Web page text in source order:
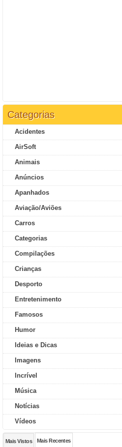
Categorias
Acidentes
AirSoft
Animais
Anúncios
Apanhados
Aviação/Aviões
Carros
Categorias
Compilações
Crianças
Desporto
Entretenimento
Famosos
Humor
Ideias e Dicas
Imagens
Incrível
Música
Notícias
Vídeos
Mais Vistos Mais Recentes